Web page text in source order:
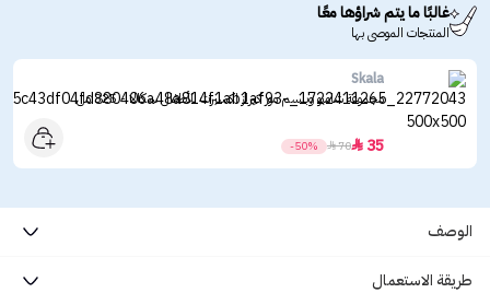
غالبًا ما يتم شراؤها معًا
المنتجات الموصى بها
Skala
مجموعة شامبو وبلسم مور كيرلز اكسبرت للأطفال سكالا - 325 مل
35

70

-50%
الوصف
طريقة الاستعمال